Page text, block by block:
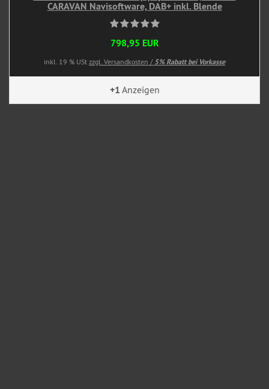
CARAVAN Navisoftware, DAB+ inkl. Blende
798,95 EUR
inkl. 19 % USt zzgl. Versandkosten / 5% Rabatt bei Vorkasse
+1 Anzeigen